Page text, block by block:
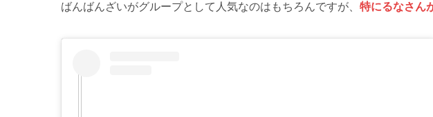
ばんばんざいがグループとして人気なのはもちろんですが、 特にるなさん